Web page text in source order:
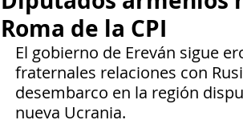
Roma de la CPI
El gobierno de Ereván sigue
fraternales relaciones con
desembarco en la región
nueva Ucrania.